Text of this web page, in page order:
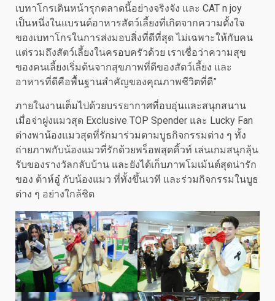
เบทาโกรเดินหน้ารุกตลาดนี้อย่างจริงจัง และ CAT n joy
เป็นหนึ่งในแบรนด์อาหารสัตว์เลี้ยงที่เกิดจากความตั้งใจ
ของเบทาโกรในการส่งมอบสิ่งที่ดีที่สุด ไม่เฉพาะให้กับคน
แต่รวมถึงสัตว์เลี้ยงในครอบครัวด้วย เราเชื่อว่าความสุข
ของคนเลี้ยงเริ่มต้นจากสุขภาพที่ดีของสัตว์เลี้ยง และ
อาหารที่ดีคือพื้นฐานสำคัญของคุณภาพชีวิตที่ดี”
ภายในงานเต็มไปด้วยบรรยากาศที่อบอุ่นและสนุกสนาน
เมื่อจ่าฝูงแมวสุด Exclusive TOP Spender และ Lucky Fan
ต่างพาน้องแมวสุดที่รักมาร่วมตามบูธกิจกรรมต่าง ๆ ทั้ง
ถ่ายภาพกับน้องแมวที่รักด้วยพร็อพสุดคิ้วท์ เล่นเกมสนุกลุ้น
รับของรางวัลกลับบ้าน และยังได้เก็บภาพโมเม้นต์สุดน่ารัก
ของ ต้าห์อู๋ กับน้องแมว ที่ทั้งขึ้นเวที และร่วมกิจกรรมในบูธ
ต่าง ๆ อย่างใกล้ชิด